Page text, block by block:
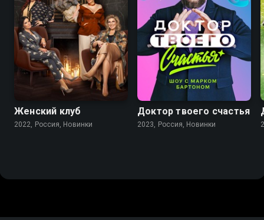
Женский клуб
2022, Россия, Новинки
Доктор твоего счастья
2023, Россия, Новинки